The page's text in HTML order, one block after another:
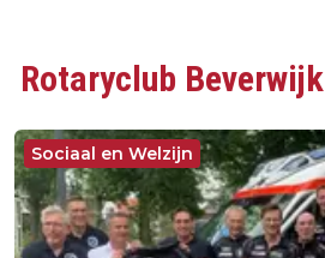
Rotaryclub Beverwijk
Sociaal en Welzijn